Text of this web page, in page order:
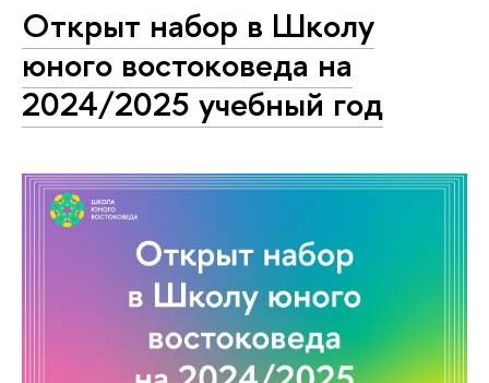
Открыт набор в Школу
юного востоковеда на
2024/2025 учебный год